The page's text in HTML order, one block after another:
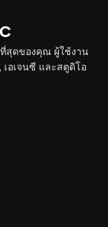
สุดของคุณ ผู้ใช้งาน
เอเจนซี และสตูดิโอ